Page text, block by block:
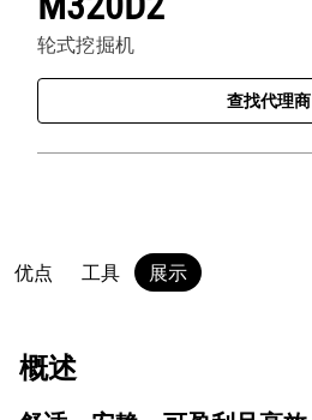
轮式挖掘机
查找代理商
优点 工具 展示
概述